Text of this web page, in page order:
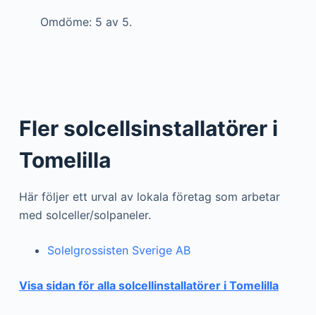
Omdöme: 5 av 5.
Fler solcellsinstallatörer i
Tomelilla
Här följer ett urval av lokala företag som arbetar
med solceller/solpaneler.
Solelgrossisten Sverige AB
Visa sidan för alla solcellinstallatörer i Tomelilla